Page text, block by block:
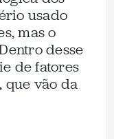
usado
mas o
desse
de fatores
que vão da